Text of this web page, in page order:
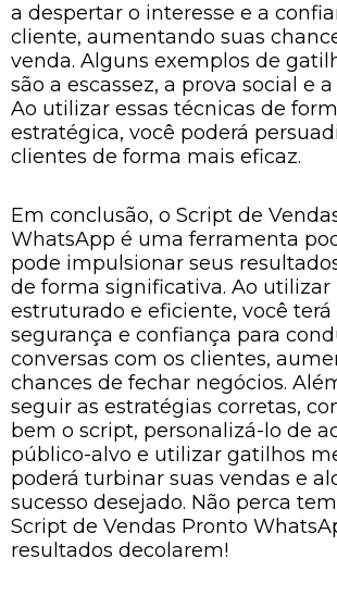
a despertar o interesse e a
cliente, aumentando suas
venda. Alguns exemplos de
são a escassez, a prova social e
Ao utilizar essas técnicas de
estratégica, você poderá
clientes de forma mais eficaz.
Em conclusão, o Script de
WhatsApp é uma ferramenta
pode impulsionar seus
de forma significativa. Ao
estruturado e eficiente, você terá
segurança e confiança para
conversas com os clientes,
chances de fechar negócios.
seguir as estratégias corretas,
bem o script, personalizá-lo de
público-alvo e utilizar gatilhos
poderá turbinar suas vendas e
sucesso desejado. Não perca
Script de Vendas Pronto
resultados decolarem!